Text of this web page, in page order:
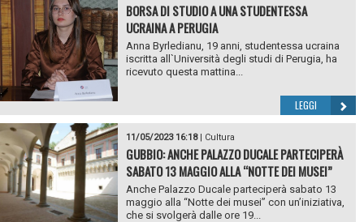
BORSA DI STUDIO A UNA STUDENTESSA
UCRAINA A PERUGIA
Anna Byrledianu, 19 anni, studentessa ucraina
iscritta all`Università degli studi di Perugia, ha
ricevuto questa mattina...
LEGGI
11/05/2023 16:18| Cultura
GUBBIO: ANCHE PALAZZO DUCALE PARTECIPERÀ
SABATO 13 MAGGIO ALLA “NOTTE DEI MUSEI”
Anche Palazzo Ducale parteciperà sabato 13
maggio alla “Notte dei musei” con un’iniziativa,
che si svolgerà dalle ore 19...